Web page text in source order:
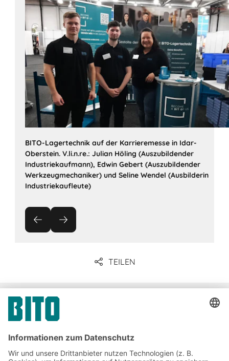
BITO-Lagertechnik auf der Karrieremesse in Idar-
Oberstein. V.li.n.re.: Julian Höling (Auszubildender
Industriekaufmann), Edwin Gebert (Auszubildender
Werkzeugmechaniker) und Seline Wendel (Ausbilderin
Industriekaufleute)
TEILEN
Unternehmenskommunikation
& Presse